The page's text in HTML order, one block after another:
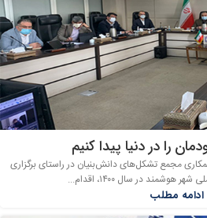
را در دنیا پیدا کنیم
مجمع تشکل‌های دانش‌بنیان در راستای برگزاری
هوشمند در سال ۱۴۰۰، اقدام...
ادامه مطلب